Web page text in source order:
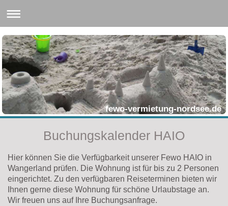
fewo-vermietung-nordsee.de
Buchungskalender HAIO
Hier können Sie die Verfügbarkeit unserer Fewo HAIO in
Wangerland prüfen. Die Wohnung ist für bis zu 2 Personen
eingerichtet. Zu den verfügbaren Reiseterminen bieten wir
Ihnen gerne diese Wohnung für schöne Urlaubstage an.
Wir freuen uns auf Ihre Buchungsanfrage.